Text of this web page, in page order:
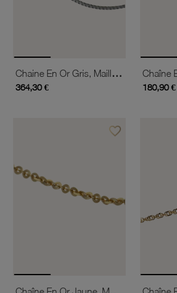
Chaine En Or Gris, Maille Vénitienne Diamantée
364,30 € 180,90 €
favorite_borderAjouter à vos favoris